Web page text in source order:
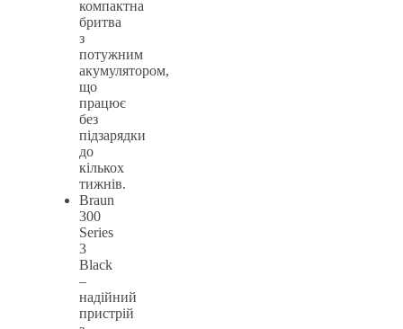
компактна
бритва
з
потужним
акумулятором,
що
працює
без
підзарядки
до
кількох
тижнів.
Braun
300
Series
3
Black
–
надійний
пристрій